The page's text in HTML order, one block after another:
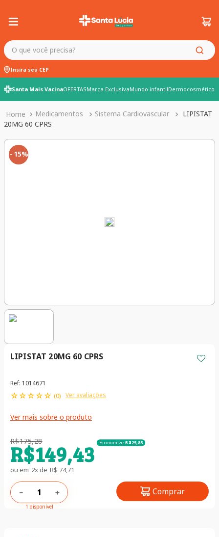
O que você precisa?
Insira seu CEP
Santa Mais VacinaOFERTASMarca ExclusivaMundo infantilDermocosméticos
Medicamentos Sistema Cardiovascular
LIPISTAT
20MG 60 CPRS
15%
LIPISTAT 20MG 60 CPRS
Ref: 1014671
☆☆☆☆☆ (0) Ver avaliações
Ver mais sobre o produto
R$175,28 Economize R$25,85
R$149,43
ou em 2x de R$ 74,71
＋
－
1 disponível
Comprar